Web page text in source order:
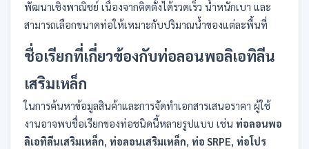
พัฒนาเชิงพาณิชย์ เนื่องจากติดตั้งได้รวดเร็ว น้ำหนักเบา และ
สามารถเลือกขนาดท่อให้เหมาะกับปริมาณน้ำของแต่ละพื้นที่
ชื่อเรียกที่เกี่ยวข้องกับท่อลอนพอลิเอทิลีน
เสริมเหล็ก
ในการค้นหาข้อมูลสินค้าและการจัดทำเอกสารเสนอราคา ผู้ใช้
งานอาจพบชื่อเรียกของท่อชนิดนี้หลายรูปแบบ เช่น ท่อลอนพอ
ลิเอทิลีนเสริมเหล็ก, ท่อลอนเสริมเหล็ก, ท่อ SRPE, ท่อโปร